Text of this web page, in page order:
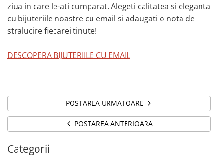
ziua in care le-ati cumparat. Alegeti calitatea si eleganta
cu bijuteriile noastre cu email si adaugati o nota de
stralucire fiecarei tinute!
DESCOPERA BIJUTERIILE CU EMAIL
POSTAREA URMATOARE
POSTAREA ANTERIOARA
Categorii